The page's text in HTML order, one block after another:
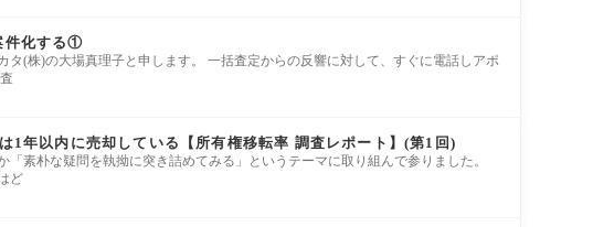
件化する①
タ(株)の大場真理子と申します。 一括査定からの反響に対して、すぐに電話しアポ
1年以内に売却している【所有権移転率 調査レポート】(第1回)
「素朴な疑問を執拗に突き詰めてみる」というテーマに取り組んで参りました。
ど